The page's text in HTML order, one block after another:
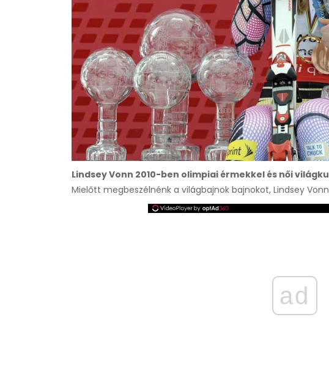
Lindsey Vonn 2010-ben olimpiai érmekkel és női
Mielőtt megbeszélnénk a világbajnok bajnokot, Lindsey
ad